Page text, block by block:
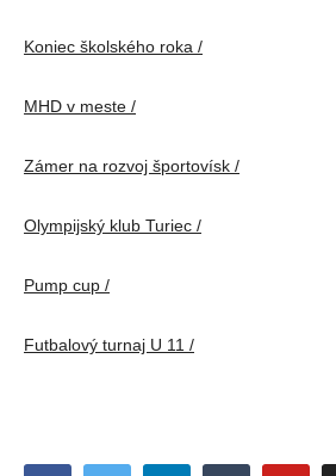
Koniec školského roka /
MHD v meste /
Zámer na rozvoj športovísk /
Olympijský klub Turiec /
Pump cup /
Futbalový turnaj U 11 /